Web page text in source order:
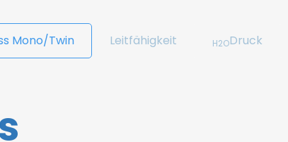
Mono/Twin Leitfähigkeit H2ODruck